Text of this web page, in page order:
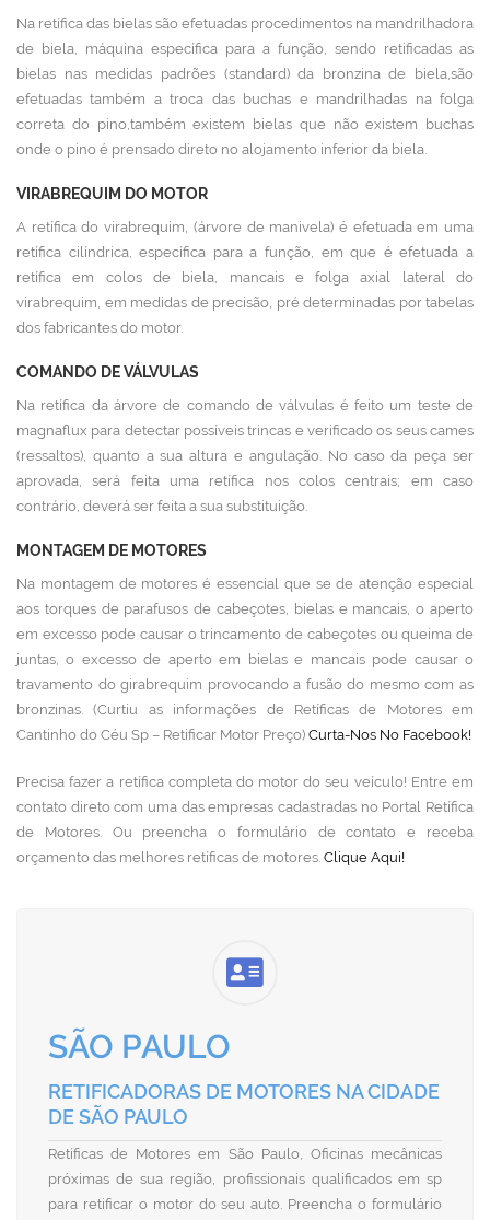
Na retífica das bielas são efetuadas procedimentos na mandrilhadora
de biela, máquina específica para a função, sendo retificadas as
bielas nas medidas padrões (standard) da bronzina de biela,são
efetuadas também a troca das buchas e mandrilhadas na folga
correta do pino,também existem bielas que não existem buchas
onde o pino é prensado direto no alojamento inferior da biela.
VIRABREQUIM DO MOTOR
A retífica do virabrequim, (árvore de manivela) é efetuada em uma
retífica cilíndrica, específica para a função, em que é efetuada a
retífica em colos de biela, mancais e folga axial lateral do
virabrequim, em medidas de precisão, pré determinadas por tabelas
dos fabricantes do motor.
COMANDO DE VÁLVULAS
Na retífica da árvore de comando de válvulas é feito um teste de
magnaflux para detectar possíveis trincas e verificado os seus cames
(ressaltos), quanto a sua altura e angulação. No caso da peça ser
aprovada, será feita uma retífica nos colos centrais; em caso
contrário, deverá ser feita a sua substituição.
MONTAGEM DE MOTORES
Na montagem de motores é essencial que se de atenção especial
aos torques de parafusos de cabeçotes, bielas e mancais, o aperto
em excesso pode causar o trincamento de cabeçotes ou queima de
juntas, o excesso de aperto em bielas e mancais pode causar o
travamento do girabrequim provocando a fusão do mesmo com as
bronzinas. (Curtiu as informações de Retíficas de Motores em
Cantinho do Céu Sp – Retificar Motor Preço) Curta-Nos No Facebook!
Precisa fazer a retífica completa do motor do seu veículo! Entre em
contato direto com uma das empresas cadastradas no Portal Retífica
de Motores. Ou preencha o formulário de contato e receba
orçamento das melhores retíficas de motores. Clique Aqui!
SÃO PAULO
RETIFICADORAS DE MOTORES NA CIDADE
DE SÃO PAULO
Retíficas de Motores em São Paulo, Oficinas mecânicas
próximas de sua região, profissionais qualificados em sp
para retificar o motor do seu auto. Preencha o formulário